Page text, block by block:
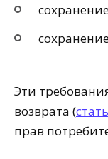
Эти
возврата (
прав